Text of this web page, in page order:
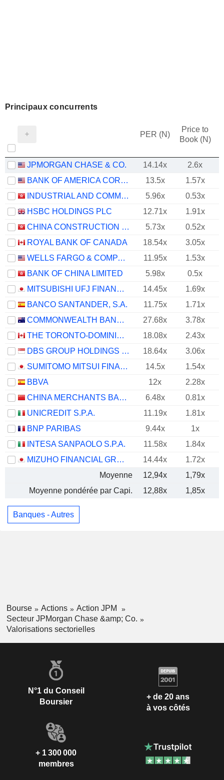
Principaux concurrents
PER (N)
Price to
Book (N)
JPMORGAN CHASE & CO. 14.14x
2.6x
BANK OF AMERICA CORPORATION
13.5x
1.57x
INDUSTRIAL AND COMMERCIAL BANK OF CHINA LIMITED
5.96x
0.53x
HSBC HOLDINGS PLC
12.71x
1.91x
CHINA CONSTRUCTION BANK CORPORATION
5.73x
0.52x
ROYAL BANK OF CANADA
18.54x
3.05x
WELLS FARGO & COMPANY
11.95x
1.53x
BANK OF CHINA LIMITED
5.98x
0.5x
MITSUBISHI UFJ FINANCIAL GROUP, INC.
14.45x
1.69x
BANCO SANTANDER, S.A.
11.75x
1.71x
COMMONWEALTH BANK OF AUSTRALIA
27.68x
3.78x
THE TORONTO-DOMINION BANK
18.08x
2.43x
DBS GROUP HOLDINGS LTD
18.64x
3.06x
SUMITOMO MITSUI FINANCIAL GROUP, INC.
14.5x
1.54x
BBVA
12x
2.28x
CHINA MERCHANTS BANK CO., LTD.
6.48x
0.81x
UNICREDIT S.P.A.
11.19x
1.81x
BNP PARIBAS
9.44x
1x
INTESA SANPAOLO S.P.A.
11.58x
1.84x
MIZUHO FINANCIAL GROUP, INC.
14.44x
1.72x
Moyenne
12,94x
1,79x
Moyenne pondérée par Capi.
12,88x 1,85x
Banques - Autres
Bourse Actions
Action JPM
Secteur JPMorgan Chase &amp; Co.
Valorisations sectorielles
N°1 du Conseil
Boursier
+ de 20 ans
à vos côtés
+ 1 300 000
membres